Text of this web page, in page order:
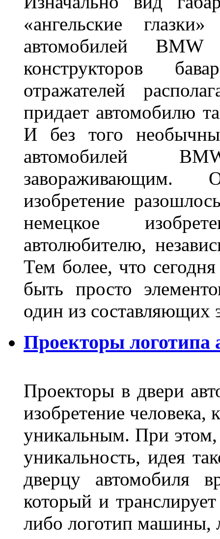
«ангельские
автомобилей
конструкторов
отражателей
придает автомобилю
И без того
автомобилей
завораживающим.
изобретение
немецкое
автолюбителю,
Тем более, что сегодня
быть просто
один из
Проекторы логотипа
Проекторы в двери
изобретение человека,
уникальным. При этом,
уникальность, идея
дверцу автомобиля
который и
либо логотип машины,